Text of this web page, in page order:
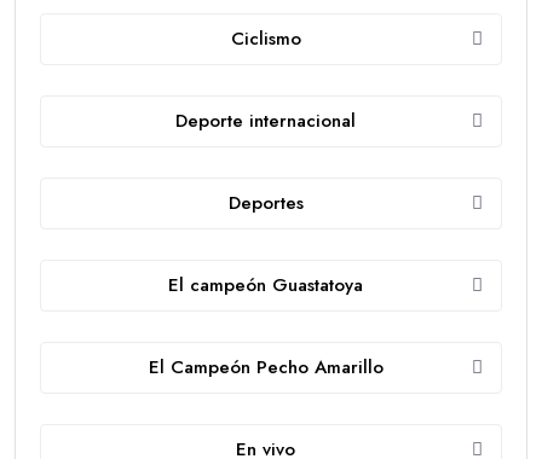
Ciclismo
Deporte internacional
Deportes
El campeón Guastatoya
El Campeón Pecho Amarillo
En vivo